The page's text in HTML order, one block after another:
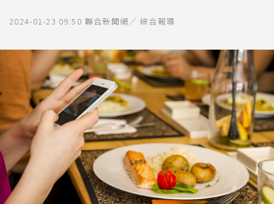
2024-01-23 09:50 聯合新聞網／ 綜合報導